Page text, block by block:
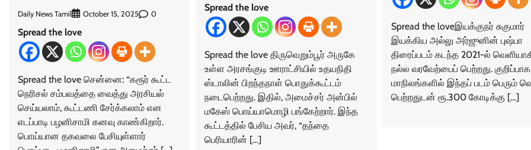
Daily News Tamil October 15, 2025 0
Spread the love
Spread the love சென்னை: “கரூர் கூட்ட
நெரிசல் சம்பவத்தை வைத்து அரசியல்
செய்யலாம், கூட்டணி சேர்க்கலாம் என
எடப்பாடி பழனிசாமி கனவு காண்கிறார்.
பொய்யான தகவலை பேசியுள்ளார்
Spread the love
Spread the love திருவெறும்பூர் அருகே
உள்ள அரசங்குடி ஊராட்சியில் உதயநிதி
ஸ்டாலின் பிறந்தநாள் பொதுக்கூட்டம்
நடைபெற்றது. இதில், அமைச்சர் அன்பில்
மகேஸ் பொய்யாமொழி பங்கேற்றார். இந்த
கூட்டத்தில் பேசிய அவர், “தந்தை
பெரியாரின் […]
Spread the loveஇயக்குநர் சுகுமார்
இயக்கிய அல்லு அர்ஜுனின் புஷ்பா
திரைப்படம் கடந்த 2021-ல்
நல்ல வரவேற்பைப் பெற்றது.
மாநிலங்களில் இந்தப் படம் பெரும்
பெற்றதுடன் ரூ.300 கோடிக்கு […]